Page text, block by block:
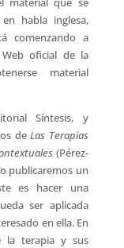
habla inglesa,
comenzando a
oficial de la
material
Síntesis, y
deLas Terapias
(Pérez-
publicaremos un
es hacer una
ser aplicada
en ella. En
la terapia y sus